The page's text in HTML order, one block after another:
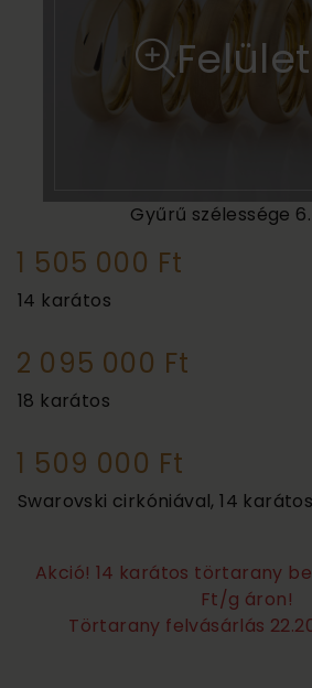
Gyűrű szélessége
1 505 000 Ft
14 karátos
2 095 000 Ft
18 karátos
1 509 000 Ft
Swarovski cirkóniával, 14 karátos
Akció! 14 karátos törtarany
Ft/g áron!
Törtarany felvásárlás